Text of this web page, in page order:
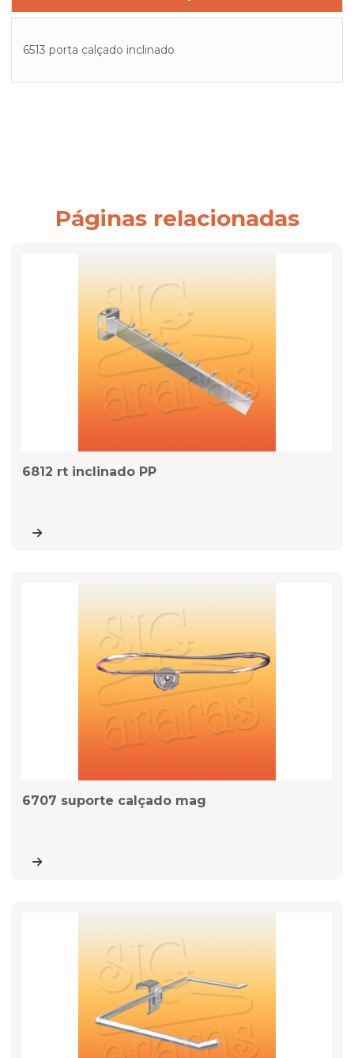
6513 porta calçado inclinado
Páginas relacionadas
6812 rt inclinado PP
6707 suporte calçado mag